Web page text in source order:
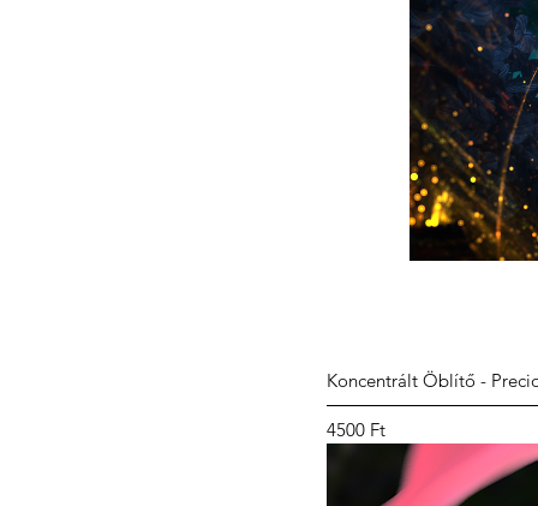
Koncentrált Öblítő -
Ár
4500 Ft